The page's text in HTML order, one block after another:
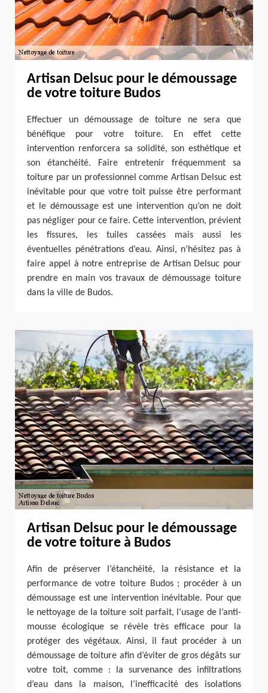
Artisan Delsuc pour le démoussage
de votre toiture Budos
Effectuer un démoussage de toiture ne sera que
bénéfique pour votre toiture. En effet cette
intervention renforcera sa solidité, son esthétique et
son étanchéité. Faire entretenir fréquemment sa
toiture par un professionnel comme Artisan Delsuc est
inévitable pour que votre toit puisse être performant
et le démoussage est une intervention qu’on ne doit
pas négliger pour ce faire. Cette intervention, prévient
les fissures, les tuiles cassées mais aussi les
éventuelles pénétrations d’eau. Ainsi, n’hésitez pas à
faire appel à notre entreprise de Artisan Delsuc pour
prendre en main vos travaux de démoussage toiture
dans la ville de Budos.
Artisan Delsuc pour le démoussage
de votre toiture à Budos
Afin de préserver l’étanchéité, la résistance et la
performance de votre toiture Budos ; procéder à un
démoussage est une intervention inévitable. Pour que
le nettoyage de la toiture soit parfait, l’usage de l’anti-
mousse écologique se révèle très efficace pour la
protéger des végétaux. Ainsi, il faut procéder à un
démoussage de toiture afin d’éviter de gros dégâts sur
votre toit, comme : la survenance des infiltrations
d’eau dans la maison, l’inefficacité des isolations